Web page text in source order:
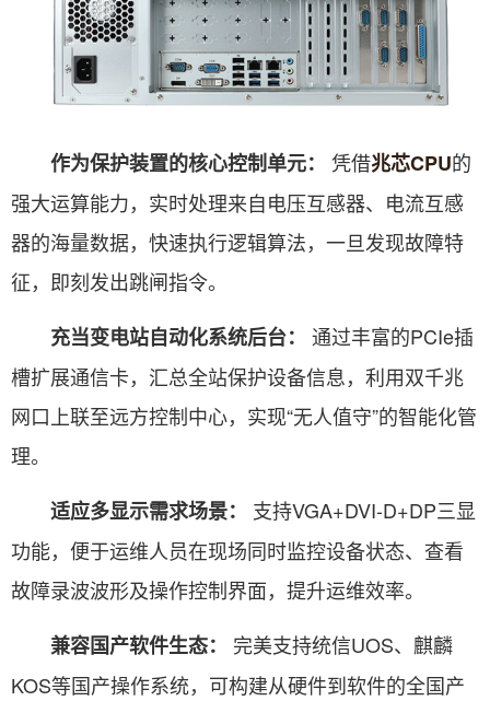
作为保护装置的核心控制单元： 凭借兆芯CPU的
强大运算能力，实时处理来自电压互感器、电流互感
器的海量数据，快速执行逻辑算法，一旦发现故障特
征，即刻发出跳闸指令。
充当变电站自动化系统后台：
通过丰富的PCIe插
槽扩展通信卡，汇总全站保护设备信息，利用双千兆
网口上联至远方控制中心，实现“无人值守”的智能化管
理。
适应多显示需求场景：
支持VGA+DVI-D+DP三显
功能，便于运维人员在现场同时监控设备状态、查看
故障录波波形及操作控制界面，提升运维效率。
兼容国产软件生态：
完美支持统信UOS、麒麟
KOS等国产操作系统，可构建从硬件到软件的全国产